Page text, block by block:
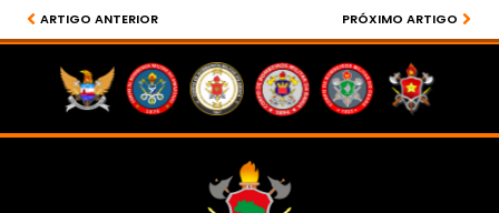
ARTIGO ANTERIOR PRÓXIMO ARTIGO